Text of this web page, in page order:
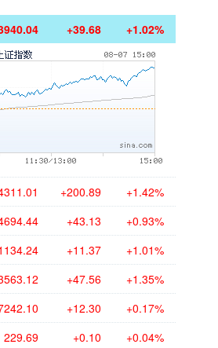
+39.68 +1.02%
+200.89 +1.42%
+43.13 +0.93%
+11.37 +1.01%
+47.56 +1.35%
+12.30 +0.17%
229.69 +0.10 +0.04%